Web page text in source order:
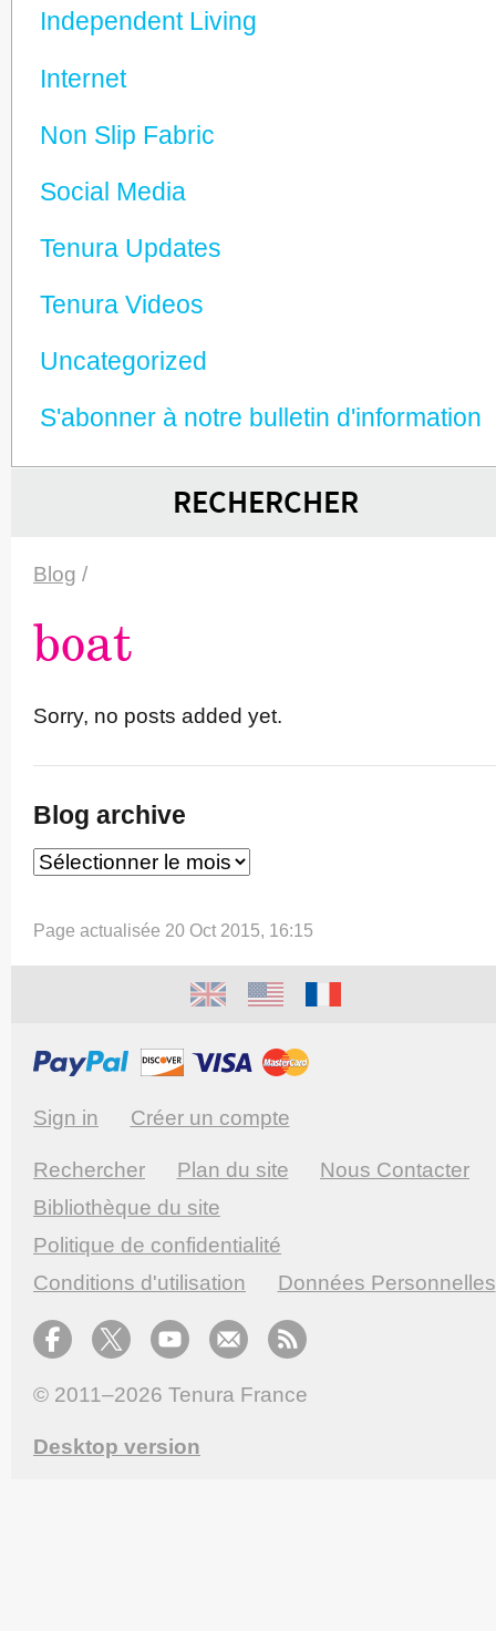
Independent Living
Internet
Non Slip Fabric
Social Media
Tenura Updates
Tenura Videos
Unca­tego­rized
S'abonner à notre bulletin d'information
RECHERCHER
Blog /
boat
Sorry, no posts added yet.
Blog archive
Page actualisée 20 Oct 2015, 16:15
Sign in Créer un compte
Rechercher Plan du site
Nous Contacter
Bibliothèque du site
Politique de confidentialité
Conditions d'utilisation
Données Personnelles
© 2011–2026 Tenura France
Desktop version